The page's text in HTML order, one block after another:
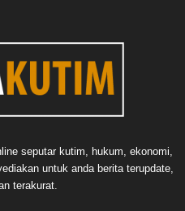
seputar kutim, hukum, ekonomi,
untuk anda berita terupdate,
terakurat.